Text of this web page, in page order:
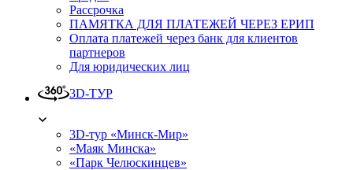
Рассрочка
ПАМЯТКА ДЛЯ ПЛАТЕЖЕЙ ЧЕРЕЗ ЕРИП
Оплата платежей через банк для клиентов
партнеров
Для юридических лиц
3D-ТУР
3D-тур «Минск-Мир»
«Маяк Минска»
«Парк Челюскинцев»